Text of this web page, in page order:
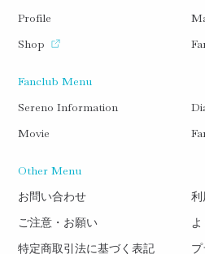
Profile
Shop
Fanclub Menu
Sereno Information
Movie
Other Menu
お問い合わせ
利
ご注意・お願い
特定商取引法に基づく表記